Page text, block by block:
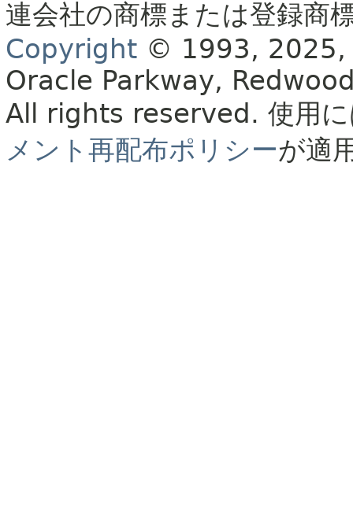
連会社の商標または登録商
Copyright © 1993, 2025,
Oracle Parkway,
All rights reserved. 使用
メント再配布ポリシーが適